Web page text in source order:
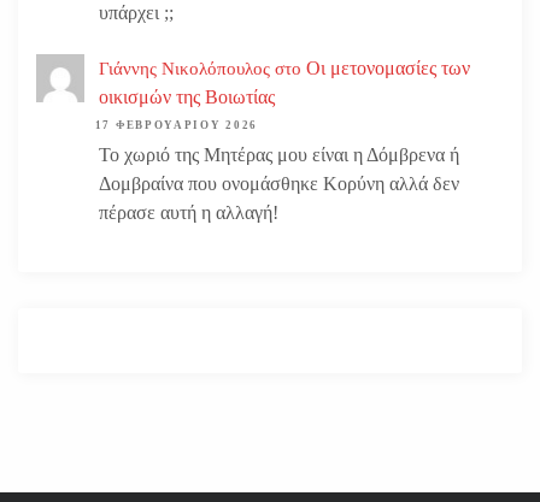
υπάρχει ;;
Γιάννης Νικολόπουλος στο Οι μετονομασίες των
οικισμών της Βοιωτίας
17 ΦΕΒΡΟΥΑΡΊΟΥ 2026
Το χωριό της Μητέρας μου είναι η Δόμβρενα ή
Δομβραίνα που ονομάσθηκε Κορύνη αλλά δεν
πέρασε αυτή η αλλαγή!